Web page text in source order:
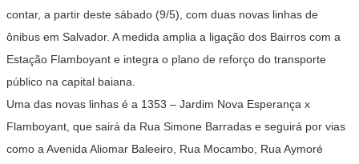
contar, a partir deste sábado (9/5), com duas novas linhas de
ônibus em Salvador. A medida amplia a ligação dos Bairros com a
Estação Flamboyant e integra o plano de reforço do transporte
público na capital baiana.
Uma das novas linhas é a 1353 – Jardim Nova Esperança x
Flamboyant, que sairá da Rua Simone Barradas e seguirá por vias
como a Avenida Aliomar Baleeiro, Rua Mocambo, Rua Aymoré